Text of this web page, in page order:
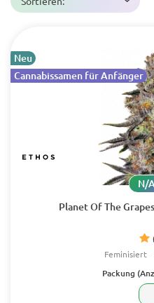
Neu
Cannabissamen für Anfänger
Planet Of The
N/
Feminisiert
Packung